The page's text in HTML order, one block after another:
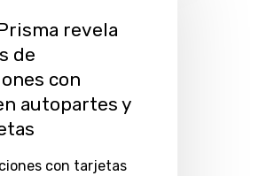
revela
de
con
autopartes y
con tarjetas